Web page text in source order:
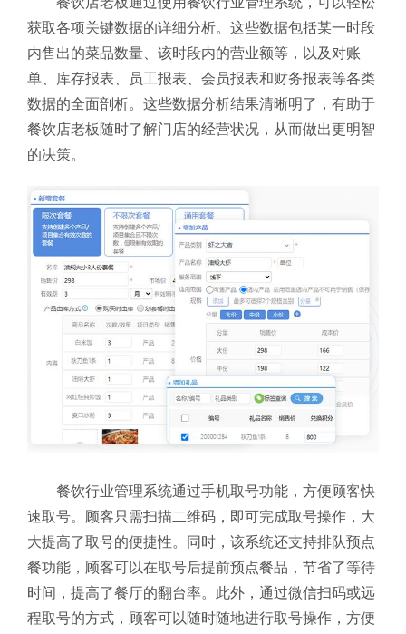
获取各项关键数据的详细分析。这些数据包括某一时段
内售出的菜品数量、该时段内的营业额等，以及对账
单、库存报表、员工报表、会员报表和财务报表等各类
数据的全面剖析。这些数据分析结果清晰明了，有助于
餐饮店老板随时了解门店的经营状况，从而做出更明智
的决策。
餐饮行业管理系统通过手机取号功能，方便顾客快
速取号。顾客只需扫描二维码，即可完成取号操作，大
大提高了取号的便捷性。同时，该系统还支持排队预点
餐功能，顾客可以在取号后提前预点餐品，节省了等待
时间，提高了餐厅的翻台率。此外，通过微信扫码或远
程取号的方式，顾客可以随时随地进行取号操作，方便